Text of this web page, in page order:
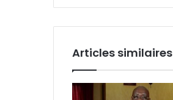
FCFA
à
la
filière
bois
Articles similaires